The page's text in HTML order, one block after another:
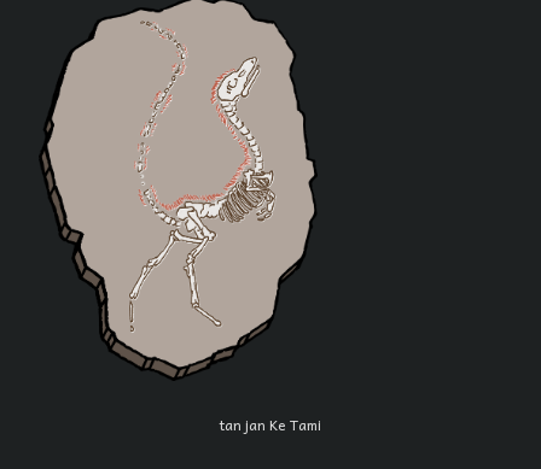
tan jan Ke Tami